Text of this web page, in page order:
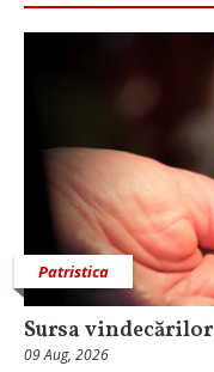
Patristica
Sursa vindecărilor
09 Aug, 2026